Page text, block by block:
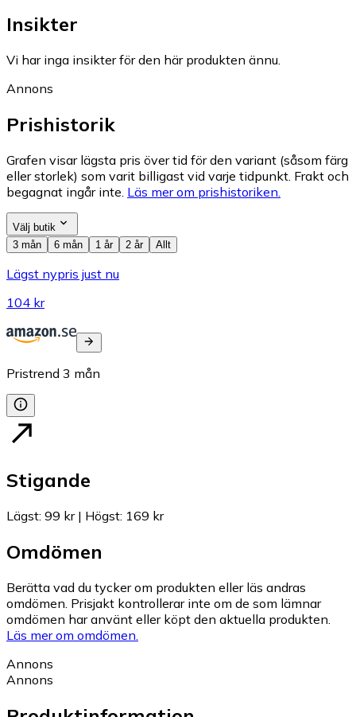
Insikter
Vi har inga insikter för den här produkten ännu.
Annons
Prishistorik
Grafen visar lägsta pris över tid för den variant (såsom färg
eller storlek) som varit billigast vid varje tidpunkt. Frakt och
begagnat ingår inte. Läs mer om prishistoriken.
Välj butik
3 mån
6 mån 1 år 2 år Allt
Lägst nypris just nu
104 kr
Pristrend 3 mån
Stigande
Lägst: 99 kr| Högst: 169 kr
Omdömen
Berätta vad du tycker om produkten eller läs andras
omdömen. Prisjakt kontrollerar inte om de som lämnar
omdömen har använt eller köpt den aktuella produkten.
Läs mer om omdömen.
Annons
Annons